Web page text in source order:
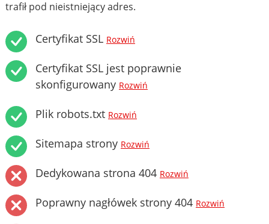
trafił pod nieistniejący adres.
Certyfikat SSL Rozwiń
Certyfikat SSL jest poprawnie
skonfigurowany Rozwiń
Plik robots.txt Rozwiń
Sitemapa strony Rozwiń
Dedykowana strona 404 Rozwiń
Poprawny nagłówek strony 404 Rozwiń